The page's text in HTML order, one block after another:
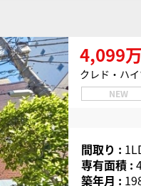
4,099
クレド・ハ
NEW
間取り :
専有面積 :
築年月 :